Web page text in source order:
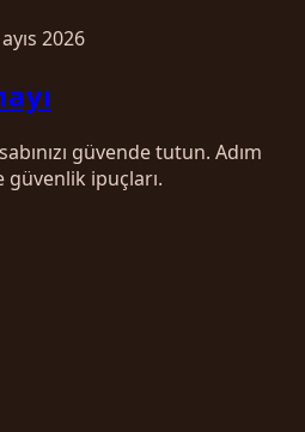
2026
güvende tutun. Adım
güvenlik ipuçları.